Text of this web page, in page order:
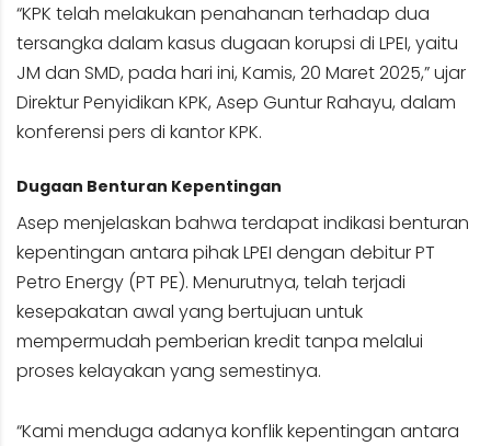
“KPK telah melakukan penahanan terhadap dua
tersangka dalam kasus dugaan korupsi di LPEI, yaitu
JM dan SMD, pada hari ini, Kamis, 20 Maret 2025,” ujar
Direktur Penyidikan KPK, Asep Guntur Rahayu, dalam
konferensi pers di kantor KPK.
Dugaan Benturan Kepentingan
Asep menjelaskan bahwa terdapat indikasi benturan
kepentingan antara pihak LPEI dengan debitur PT
Petro Energy (PT PE). Menurutnya, telah terjadi
kesepakatan awal yang bertujuan untuk
mempermudah pemberian kredit tanpa melalui
proses kelayakan yang semestinya.
“Kami menduga adanya konflik kepentingan antara